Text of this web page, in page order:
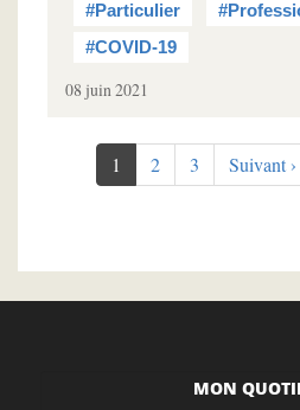
#Particulier
#COVID-19
08 juin 2021
Pagination
Page
courante
1 Page
2 Page
3
Page
suivante
Suivant ›
MON